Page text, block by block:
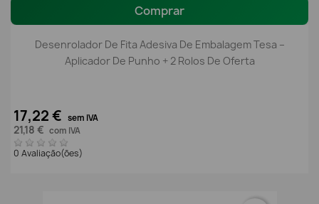
Comprar
Desenrolador De Fita Adesiva De Embalagem Tesa –
Aplicador De Punho + 2 Rolos De Oferta
17,22 € sem IVA
21,18 € com IVA
0 Avaliação(ões)